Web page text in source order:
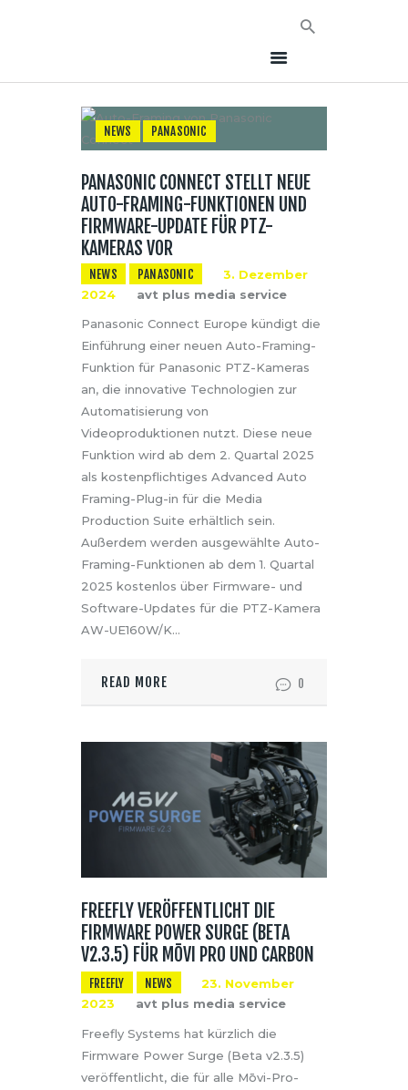
HOME
NEWS
AVT EVENTS
ÜBER AVT
KONTAKT
NEWS PANASONIC
PANASONIC CONNECT STELLT NEUE
AUTO-FRAMING-FUNKTIONEN UND
FIRMWARE-UPDATE FÜR PTZ-
KAMERAS VOR
NEWS PANASONIC
3. Dezember
2024
avt plus media service
Panasonic Connect Europe kündigt die
Einführung einer neuen Auto-Framing-
Funktion für Panasonic PTZ-Kameras
an, die innovative Technologien zur
Automatisierung von
Videoproduktionen nutzt. Diese neue
Funktion wird ab dem 2. Quartal 2025
als kostenpflichtiges Advanced Auto
Framing-Plug-in für die Media
Production Suite erhältlich sein.
Außerdem werden ausgewählte Auto-
Framing-Funktionen ab dem 1. Quartal
2025 kostenlos über Firmware- und
Software-Updates für die PTZ-Kamera
AW-UE160W/K…
READ MORE 0
FREEFLY VERÖFFENTLICHT DIE
FIRMWARE POWER SURGE (BETA
V2.3.5) FÜR MŌVI PRO UND CARBON
FREEFLY NEWS
23. November
2023
avt plus media service
Freefly Systems hat kürzlich die
Firmware Power Surge (Beta v2.3.5)
veröffentlicht, die für alle Mōvi-Pro-